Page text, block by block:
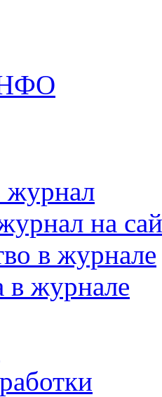
журнал
на
в журнале
в журнале